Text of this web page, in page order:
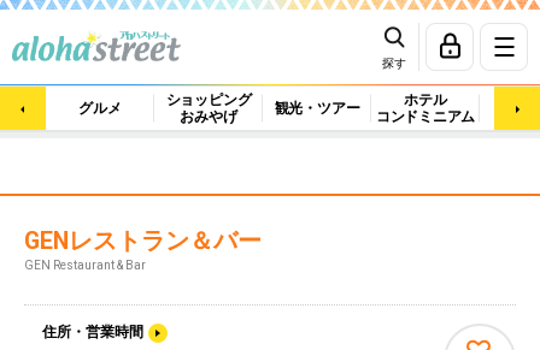
探す
グルメ
ショッピング
おみやげ
観光・ツアー
ホテル
コンドミニアム
マッ
GENレストラン＆バー
GEN Restaurant & Bar
住所・営業時間